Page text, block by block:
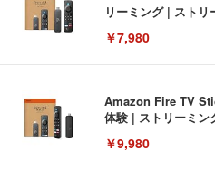
リーミング | スト
￥7,980
Amazon Fire TV
体験 | ストリーミン
￥9,980